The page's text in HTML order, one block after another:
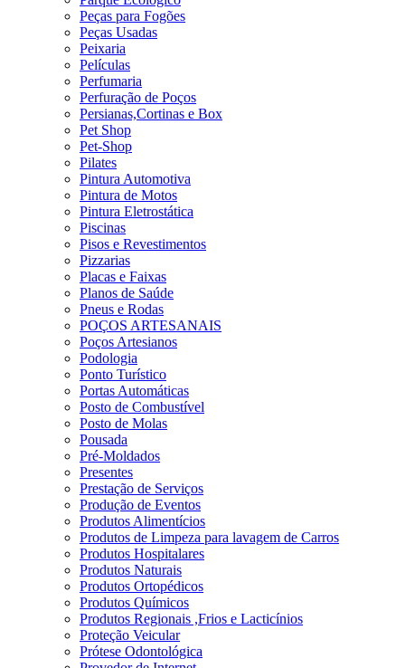
Peças para Fogões
Peças Usadas
Peixaria
Películas
Perfumaria
Perfuração de Poços
Persianas,Cortinas e Box
Pet Shop
Pet-Shop
Pilates
Pintura Automotiva
Pintura de Motos
Pintura Eletrostática
Piscinas
Pisos e Revestimentos
Pizzarias
Placas e Faixas
Planos de Saúde
Pneus e Rodas
POÇOS ARTESANAIS
Poços Artesianos
Podologia
Ponto Turístico
Portas Automáticas
Posto de Combustível
Posto de Molas
Pousada
Pré-Moldados
Presentes
Prestação de Serviços
Produção de Eventos
Produtos Alimentícios
Produtos de Limpeza para lavagem de Carros
Produtos Hospitalares
Produtos Naturais
Produtos Ortopédicos
Produtos Químicos
Produtos Regionais ,Frios e Lacticínios
Proteção Veicular
Prótese Odontológica